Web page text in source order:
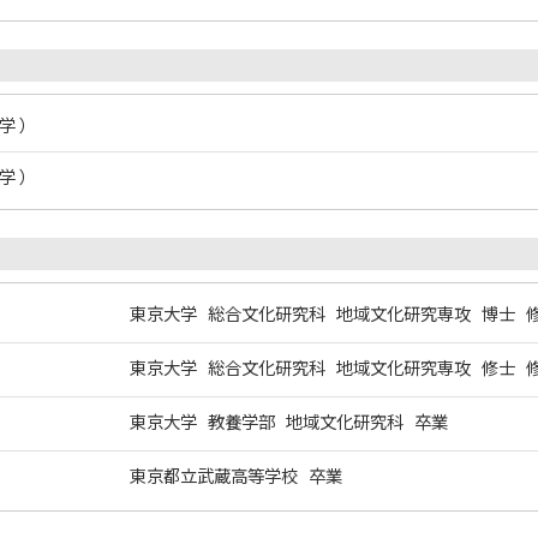
）
）
東京大学 総合文化研究科 地域文化研究専攻 博士
東京大学 総合文化研究科 地域文化研究専攻 修士
東京大学 教養学部 地域文化研究科 卒業
東京都立武蔵高等学校 卒業